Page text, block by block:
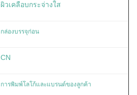
ผิวเคลือบกระจ่างใส
กล่องบรรจุก่อน
CN
การพิมพ์โลโก้และแบรนด์ของลูกค้า